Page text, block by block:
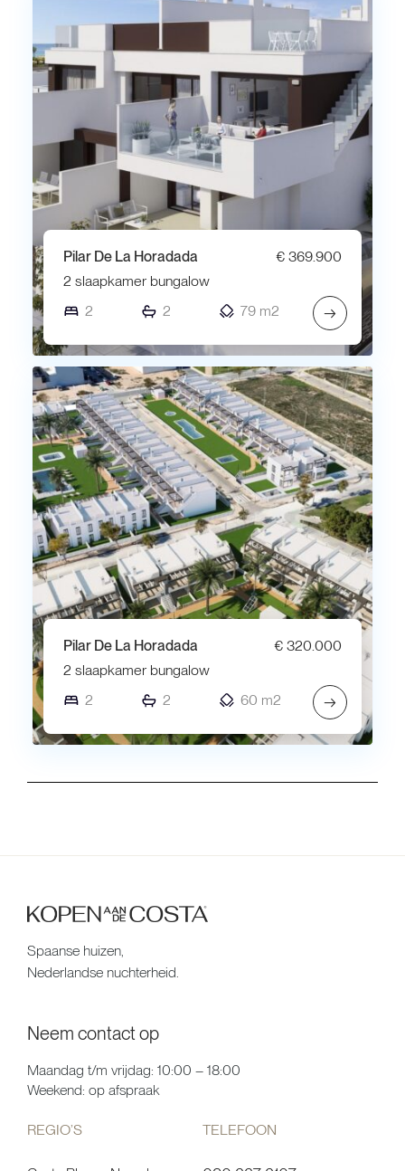
Pilar De La Horadada
€ 369.900
2 slaapkamer bungalow
2
2 79 m2 →
Pilar De La Horadada
€ 320.000
2 slaapkamer bungalow
2
2 60 m2 →
Spaanse huizen,
Nederlandse nuchterheid.
Neem contact op
Maandag t/m vrijdag: 10:00 – 18:00
Weekend: op afspraak
REGIO’S TELEFOON